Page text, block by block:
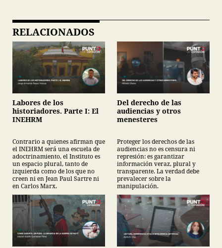
RELACIONADOS
Labores de los
historiadores. Parte I: El
INEHRM
Contrario a quienes afirman que
el INEHRM será una escuela de
adoctrinamiento, el Instituto es
un espacio plural, tanto de
izquierda como de los que no
creen ni en Jean Paul Sartre ni
en Carlos Marx.
Del derecho de las
audiencias y otros
menesteres
Proteger los derechos de las
audiencias no es censura ni
represión: es garantizar
información veraz, plural y
transparente. La verdad debe
prevalecer sobre la
manipulación.